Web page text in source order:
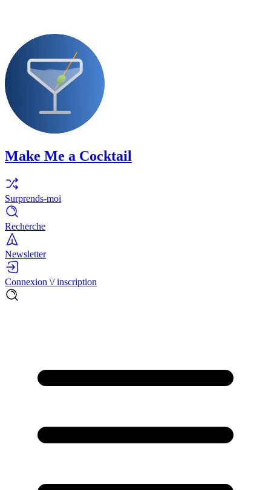
Make Me a Cocktail
Surprends-moi
Recherche
Newsletter
Connexion \/ inscription